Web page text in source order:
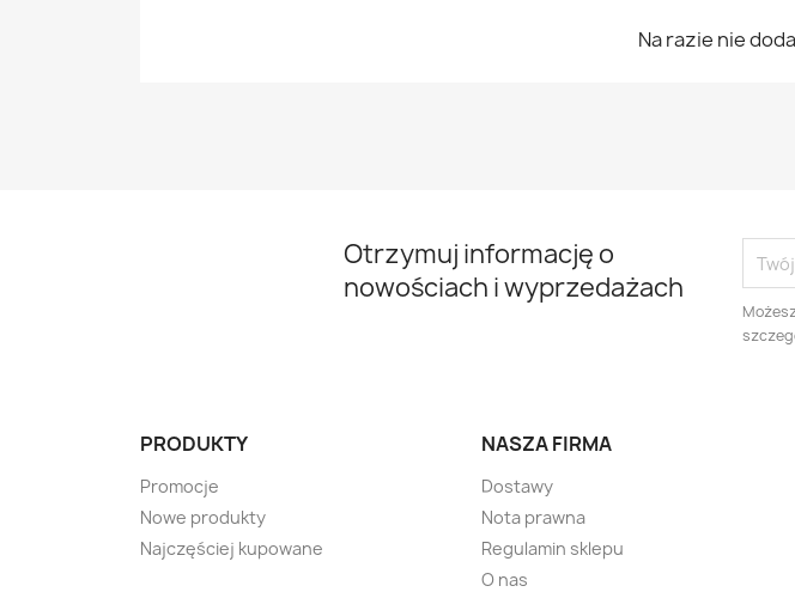
Na razie nie
Otrzymuj informację o
nowościach i wyprzedażach
PRODUKTY
Promocje
Nowe produkty
Najczęściej kupowane
NASZA FIRMA
Dostawy
Nota prawna
Regulamin sklepu
O nas